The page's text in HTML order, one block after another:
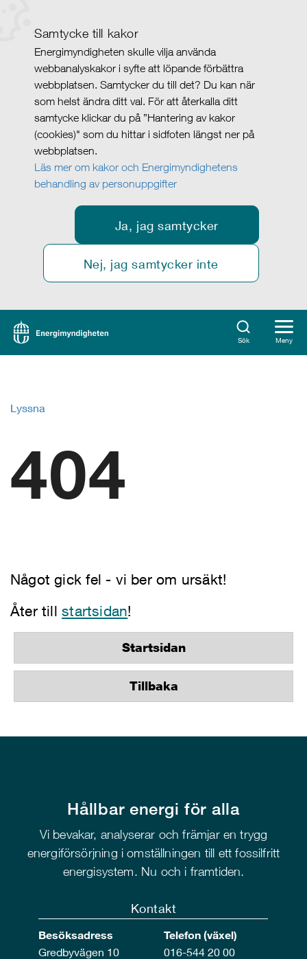
Samtycke till kakor
Energimyndigheten skulle vilja använda
webbanalyskakor i syfte att löpande förbättra
webbplatsen. Samtycker du till det? Du kan när
som helst ändra ditt val. För att återkalla ditt
samtycke klickar du på ”Hantering av kakor
(cookies)" som du hittar i sidfoten längst ner på
webbplatsen.
Läs mer om kakor och Energimyndighetens
behandling av personuppgifter
Ja, jag samtycker
Nej, jag samtycker inte
Sök Meny
Lyssna
404
Något gick fel - vi ber om ursäkt!
Åter tillstartsidan!
Startsidan
Tillbaka
Hållbar energi för alla
Vi bevakar, analyserar och främjar en trygg
energiförsörjning i omställningen till ett fossilfritt
energisystem. Nu och i framtiden.
Kontakt
Besöksadress
Gredbyvägen 10
Telefon (växel)
016-544 20 00